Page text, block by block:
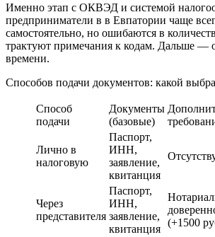
Именно этап с ОКВЭД и системой
предприниматели в в Евпатории чаще
самостоятельно, но ошибаются в
трактуют примечания к кодам. Дальше —
времени.
Способов подачи документов: какой
Способ
подачи
Документы
(базовые)
Лично в
налоговую
Паспорт,
ИНН,
заявление,
квитанция
Через
представителя
Паспорт,
ИНН,
заявление,
квитанция
(+1500